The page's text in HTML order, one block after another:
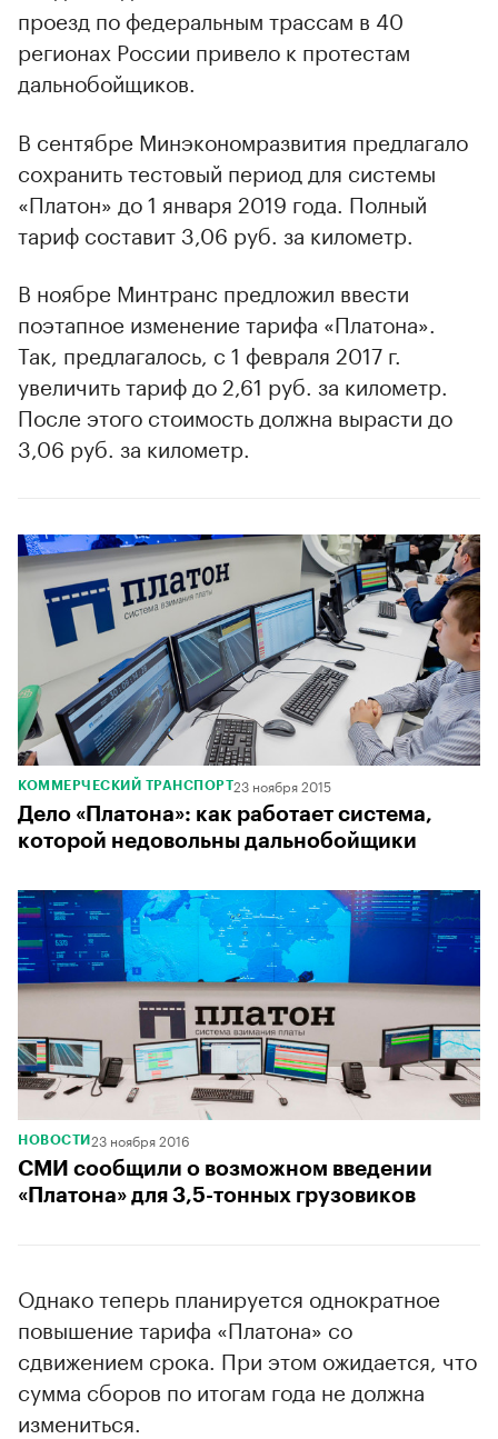
проезд по федеральным трассам в 40
регионах России привело к протестам
дальнобойщиков.
В сентябре Минэкономразвития предлагало
сохранить тестовый период для системы
«Платон» до 1 января 2019 года. Полный
тариф составит 3,06 руб. за километр.
В ноябре Минтранс предложил ввести
поэтапное изменение тарифа «Платона».
Так, предлагалось, с 1 февраля 2017 г.
увеличить тариф до 2,61 руб. за километр.
После этого стоимость должна вырасти до
3,06 руб. за километр.
КОММЕРЧЕСКИЙ ТРАНСПОРТ23 ноября 2015
Дело «Платона»: как работает система,
которой недовольны дальнобойщики
НОВОСТИ 23 ноября 2016
СМИ сообщили о возможном введении
«Платона» для 3,5-тонных грузовиков
Однако теперь планируется однократное
повышение тарифа «Платона» со
сдвижением срока. При этом ожидается, что
сумма сборов по итогам года не должна
измениться.